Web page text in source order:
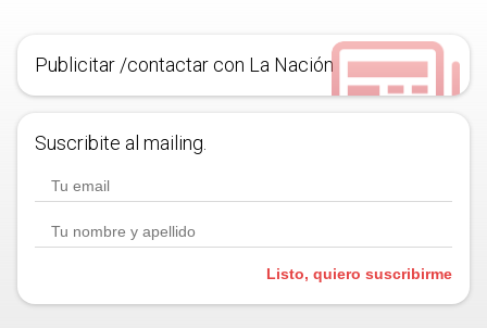
Publicitar /contactar con La Nación
Suscribite al mailing.
Listo, quiero suscribirme